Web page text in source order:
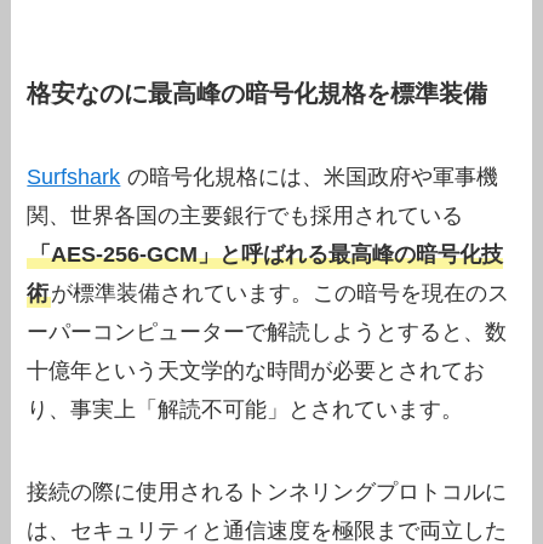
格安なのに最高峰の暗号化規格を標準装備
Surfshark の暗号化規格には、米国政府や軍事機
関、世界各国の主要銀行でも採用されている
「AES-256-GCM」と呼ばれる最高峰の暗号化技
術が標準装備されています。この暗号を現在のス
ーパーコンピューターで解読しようとすると、数
十億年という天文学的な時間が必要とされてお
り、事実上「解読不可能」とされています。
接続の際に使用されるトンネリングプロトコルに
は、セキュリティと通信速度を極限まで両立した